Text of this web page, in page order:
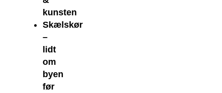
kunsten
Skælskør
–
lidt
om
byen
før